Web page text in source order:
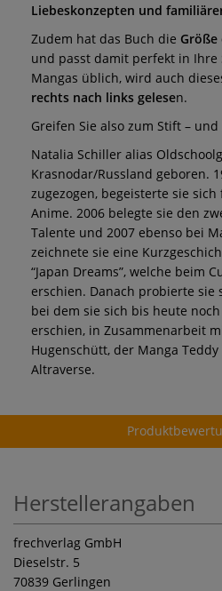
Liebeskonzepten und
Zudem hat das Buch die Größe
und passt damit perfekt in Ihre
Mangas üblich, wird auch
rechts nach links gelesen.
Greifen Sie also zum Stift – und
Natalia Schiller alias
Krasnodar/Russland geboren.
zugezogen, begeisterte sie
Anime. 2006 belegte sie den
Talente und 2007 ebenso bei
zeichnete sie eine
“Japan Dreams”, welche beim
erschien. Danach probierte sie
bei dem sie sich bis heute
erschien, in Zusammenarbeit
Hugenschütt, der Manga Teddy
Altraverse.
Herstellerangaben
frechverlag GmbH
Dieselstr. 5
70839 Gerlingen